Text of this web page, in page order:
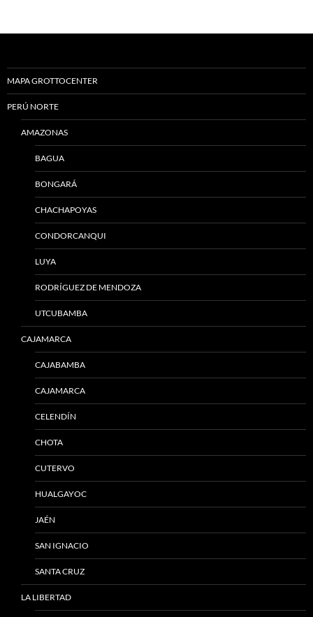
MAPA GROTTOCENTER
PERÚ NORTE
AMAZONAS
BAGUA
BONGARÁ
CHACHAPOYAS
CONDORCANQUI
LUYA
RODRÍGUEZ DE MENDOZA
UTCUBAMBA
CAJAMARCA
CAJABAMBA
CAJAMARCA
CELENDÍN
CHOTA
CUTERVO
HUALGAYOC
JAÉN
SAN IGNACIO
SANTA CRUZ
LA LIBERTAD